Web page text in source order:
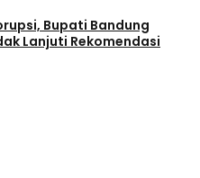
Bupati Bandung
Lanjuti Rekomendasi